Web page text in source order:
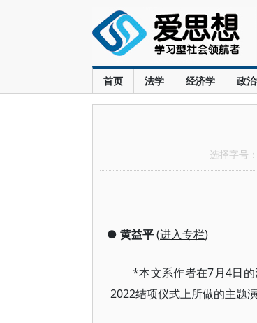
首页 法学 经济学 政
选择字号：
● 黄益平(进入专栏)
*本文系作者在7月4日的
2022结项仪式上所做的主题